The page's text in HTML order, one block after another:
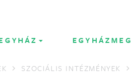
SZOCIÁLIS INTÉZMÉNYEK